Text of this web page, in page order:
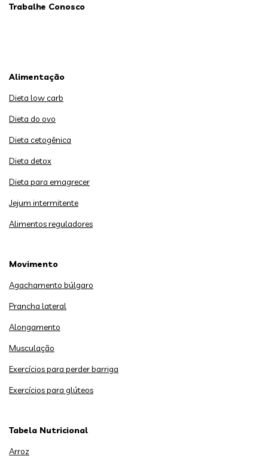
Trabalhe Conosco
Alimentação
Dieta low carb
Dieta do ovo
Dieta cetogênica
Dieta detox
Dieta para emagrecer
Jejum intermitente
Alimentos reguladores
Movimento
Agachamento búlgaro
Prancha lateral
Alongamento
Musculação
Exercícios para perder barriga
Exercícios para glúteos
Tabela Nutricional
Arroz